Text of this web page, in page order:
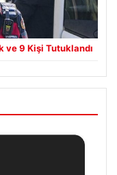
ve 9 Kişi Tutuklandı